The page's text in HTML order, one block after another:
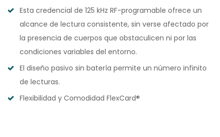
Esta credencial de 125 kHz RF-programable ofrece un
alcance de lectura consistente, sin verse afectado por
la presencia de cuerpos que obstaculicen ni por las
condiciones variables del entorno.
El diseño pasivo sin batería permite un número infinito
de lecturas.
Flexibilidad y Comodidad FlexCard®